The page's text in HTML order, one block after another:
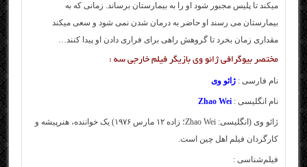
میکند تا پلیس مجبور شود او را به بیمارستان برساند. زمانی که به
بیمارستان می رسند او حاضر به درمان شدن نمی شود و سعی میکند
مقداری زمان بخرد تا گروهش راهی برای فراری دادن او پیدا کنند…
مختصر بیوگرافی ژائو وی بازیگر فیلم خارجی سه :
نام فارسی :ژائو وی
نام انگلیسی :Zhao Wei
ژائو وی (انگلیسی: Zhao Wei؛ زاده ۱۲ مارس ۱۹۷۶) یک خواننده، هنرپیشه و
کارگردان فیلم اهل چین است.
فیلم‌شناسی :